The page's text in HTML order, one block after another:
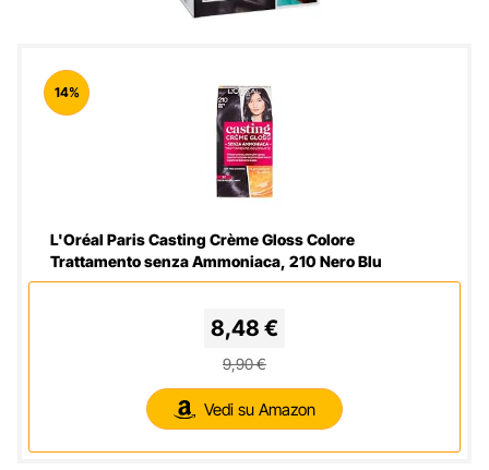
14%
L'Oréal Paris Casting Crème Gloss Colore
Trattamento senza Ammoniaca, 210 Nero Blu
8,48 €
9,90 €
Vedi su Amazon